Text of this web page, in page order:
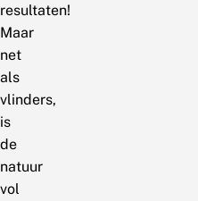
resultaten!
Maar
net
als
vlinders,
is
de
natuur
vol